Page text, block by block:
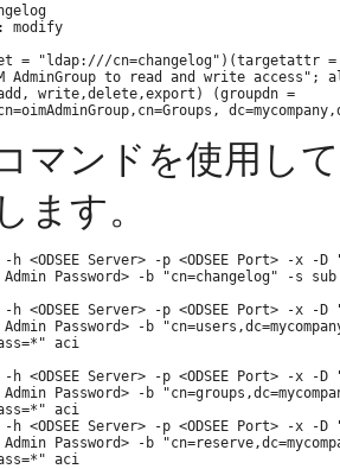
modify
= "ldap:///cn=changelog")(targetattr
AdminGroup to read and write access";
write,delete,export) (groupdn =
マンドを使用し
ます。
h <ODSEE Server> -p <ODSEE Port> -x -
Admin Password> -b "cn=changelog" -s
h <ODSEE Server> -p <ODSEE Port> -x -
Admin Password> -b
aci
h <ODSEE Server> -p <ODSEE Port> -x -
Admin Password> -b
aci
h <ODSEE Server> -p <ODSEE Port> -x -
Admin Password> -b